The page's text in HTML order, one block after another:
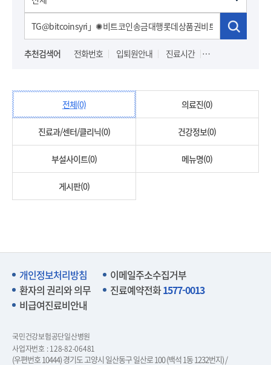
추천검색어 전화번호 입퇴원안내 진료시간
전체(0) 의료진(0)
진료과/센터/클리닉(0) 건강정보(0)
부설사이트(0) 메뉴명(0)
게시판(0)
개인정보처리방침
이메일주소수집거부
환자의 권리와 의무
진료예약전화1577-0013
비급여진료비안내
국민건강보험공단일산병원
사업자번호 : 128-82-06481
(우편번호 10444) 경기도 고양시 일산동구 일산로 100 (백석 1동 1232번지) /